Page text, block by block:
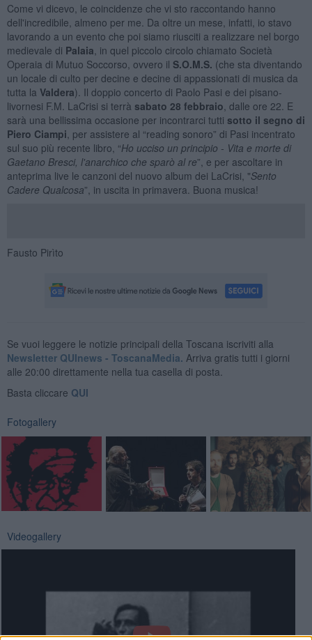
Come vi dicevo, le coincidenze che vi sto raccontando hanno
dell'incredibile, almeno per me. Da oltre un mese, infatti, io stavo
lavorando a un evento che poi siamo riusciti a realizzare nel borgo
medievale di Palaia , in quel piccolo circolo chiamato Società
Operaia di Mutuo Soccorso, ovvero il S.O.M.S. (che sta diventando
un locale di culto per decine e decine di appassionati di musica da
tutta la Valdera). Il doppio concerto di Paolo Pasi e dei pisano-
livornesi F.M. LaCrisi si terrà sabato 28 febbraio , dalle ore 22. E
sarà una bellissima occasione per incontrarci tutti sotto il segno di
Piero Ciampi , per assistere al “reading sonoro” di Pasi incentrato
sul suo più recente libro, “Ho ucciso un principio - Vita e morte di
Gaetano Bresci, l'anarchico che sparò al re”, e per ascoltare in
anteprima live le canzoni del nuovo album dei LaCrisi, "Sento
Cadere Qualcosa”, in uscita in primavera. Buona musica!
Fausto Pirìto
Se vuoi leggere le notizie principali della Toscana iscriviti alla
Newsletter QUInews - ToscanaMedia. Arriva gratis tutti i giorni
alle 20:00 direttamente nella tua casella di posta.
Basta cliccare QUI
Fotogallery
Videogallery